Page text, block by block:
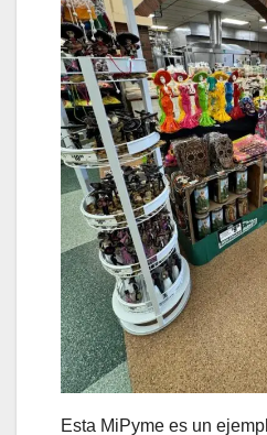
Esta MiPyme es un